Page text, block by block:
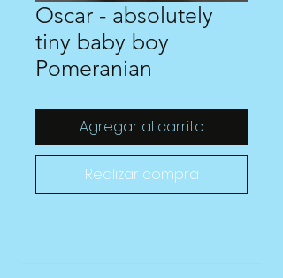
Oscar - absolutely
tiny baby boy
Pomeranian
Agregar al carrito
Realizar compra